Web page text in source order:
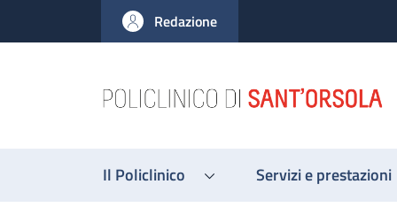
al contenuto principale
to footer content
Redazione
Il Policlinico Servizi e prestazioni